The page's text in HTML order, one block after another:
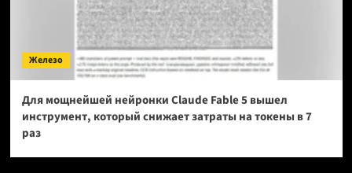
Железо
Для мощнейшей нейронки Claude Fable 5 вышел
инструмент, который снижает затраты на токены в 7
раз